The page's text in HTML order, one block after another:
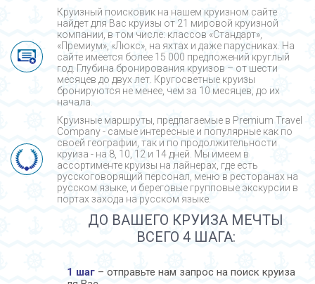
Круизный поисковик на нашем круизном сайте
найдет для Вас круизы от 21 мировой круизной
компании, в том числе: классов «Стандарт»,
«Премиум», «Люкс», на яхтах и даже парусниках. На
сайте имеется более 15 000 предложений круглый
год. Глубина бронирования круизов – от шести
месяцев до двух лет. Кругосветные круизы
бронируются не менее, чем за 10 месяцев, до их
начала.
Круизные маршруты, предлагаемые в Premium Travel
Company - cамые интересные и популярные как по
своей географии, так и по продолжительности
круиза - на 8, 10, 12 и 14 дней. Мы имеем в
ассортименте круизы на лайнерах, где есть
русскоговорящий персонал, меню в ресторанах на
русском языке, и береговые групповые экскурсии в
портах захода на русском языке.
ДО ВАШЕГО КРУИЗА МЕЧТЫ
ВСЕГО 4 ШАГА:
1 шаг – отправьте нам запрос на поиск круиза